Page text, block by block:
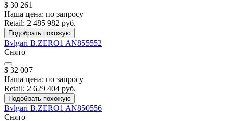
$ 30 261
Наша цена: по запросу
Retail: 2 485 982 руб.
Подобрать похожую
Bvlgari B.ZERO1 AN855552
Снято
$ 32 007
Наша цена: по запросу
Retail: 2 629 404 руб.
Подобрать похожую
Bvlgari B.ZERO1 AN850556
Снято